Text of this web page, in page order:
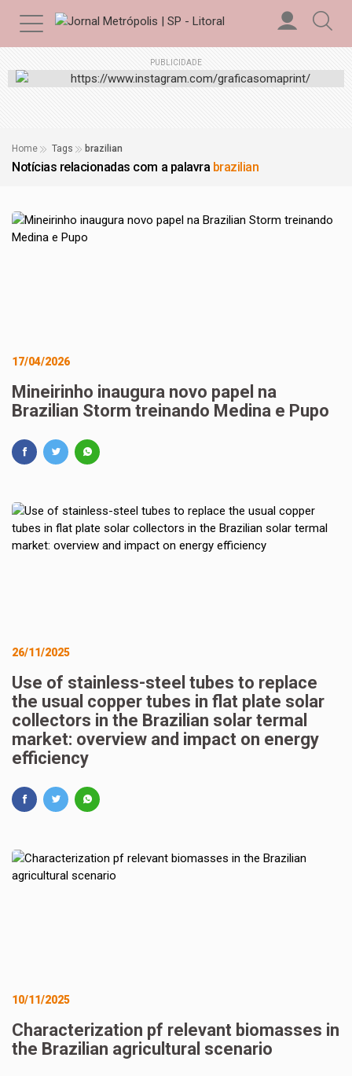
PUBLICIDADE
Home Tags brazilian
Notícias relacionadas com a palavra brazilian
17/04/2026
Mineirinho inaugura novo papel na
Brazilian Storm treinando Medina e Pupo
26/11/2025
Use of stainless-steel tubes to replace
the usual copper tubes in flat plate solar
collectors in the Brazilian solar termal
market: overview and impact on energy
efficiency
10/11/2025
Characterization pf relevant biomasses in
the Brazilian agricultural scenario